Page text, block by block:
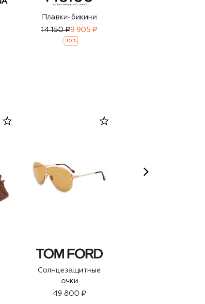
Плавки-бикини
14 150 ₽9 905 ₽
-30 %
Солнцезащитные
очки
49 800 ₽